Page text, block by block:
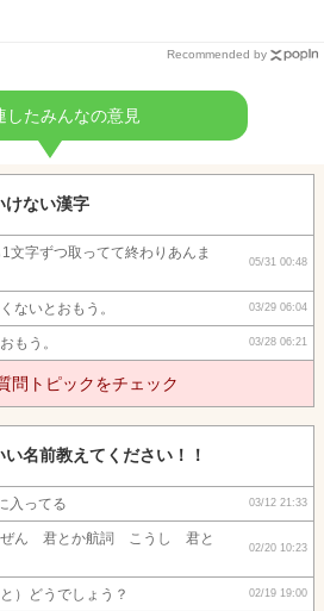
Recommended by
したみんなの意見
けない漢字
文字ずつ取ってて終わりあんま
05/31 00:48
とおもう。 03/29 06:04
もう。 03/28 06:21
問トピックをチェック
名前教えてください！！
入ってる 03/12 21:33
ん 君とか航詞 こうし 君と
02/20 10:23
）どうでしょう？ 02/19 19:00